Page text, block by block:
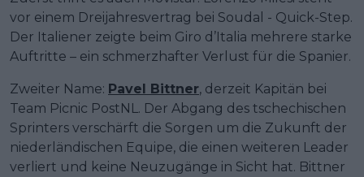
vor einem Dreijahresvertrag bei Soudal - Quick-Step.
Der Italiener zeigte beim Giro d’Italia mehrere starke
Auftritte – ein schmerzhafter Verlust für die Spanier.
Zweiter Name: Pavel Bittner, derzeit Kapitän bei
Team Picnic PostNL. Der Abgang des tschechischen
Sprinters verschärft die Sorgen um die Zukunft der
niederländischen Equipe, die einen weiteren Leader
verliert und keine Neuzugänge in Sicht hat. Bittner